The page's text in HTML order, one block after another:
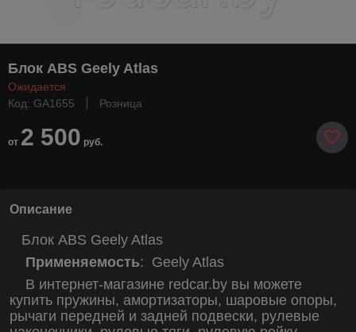
Блок ABS Geely Atlas
Ожидается
Код: GA1655
Розница
от 2 500 руб.
Описание
Блок ABS Geely Atlas
Применяемость: Geely Atlas
В интернет-магазине redcar.by вы можете
купить пружины, амортизаторы, шаровые опоры,
рычаги передней и задней подвески, рулевые